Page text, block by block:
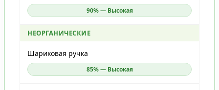
90% — Высокая
НЕОРГАНИЧЕСКИЕ
Шариковая ручка
85% — Высокая